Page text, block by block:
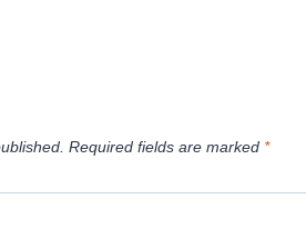
Required fields are marked *